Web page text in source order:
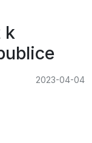
k
2023-04-04